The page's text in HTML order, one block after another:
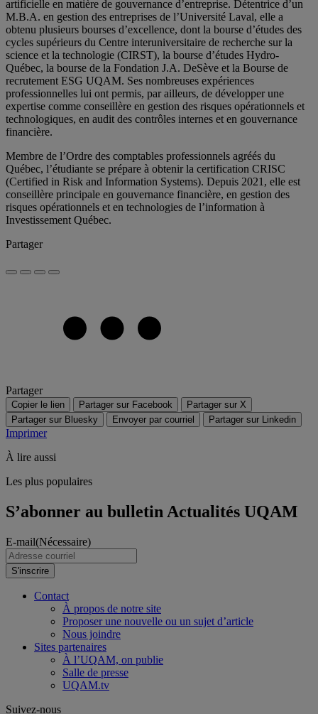
artificielle en matière de gouvernance d’entreprise. Détentrice d’un
M.B.A. en gestion des entreprises de l’Université Laval, elle a
obtenu plusieurs bourses d’excellence, dont la bourse d’études des
cycles supérieurs du Centre interuniversitaire de recherche sur la
science et la technologie (CIRST), la bourse d’études Hydro-
Québec, la bourse de la Fondation J.A. DeSève et la Bourse de
recrutement ESG UQAM. Ses nombreuses expériences
professionnelles lui ont permis, par ailleurs, de développer une
expertise comme conseillère en gestion des risques opérationnels et
technologiques, en audit des contrôles internes et en gouvernance
financière.
Membre de l’Ordre des comptables professionnels agréés du
Québec, l’étudiante se prépare à obtenir la certification CRISC
(Certified in Risk and Information Systems). Depuis 2021, elle est
conseillère principale en gouvernance financière, en gestion des
risques opérationnels et en technologies de l’information à
Investissement Québec.
Partager
Partager
Copier le lien Partager sur Facebook
Partager sur X
Partager sur Bluesky
Envoyer par courriel Partager sur Linkedin
Imprimer
À lire aussi
Les plus populaires
S’abonner au bulletin Actualités UQAM
E-mail(Nécessaire)
S'inscrire
Contact
À propos de notre site
Proposer une nouvelle ou un sujet d’article
Nous joindre
Sites partenaires
À l’UQAM, on publie
Salle de presse
UQAM.tv
Suivez-nous